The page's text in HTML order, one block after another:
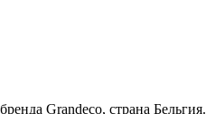
Grandeco, страна Бельгия.